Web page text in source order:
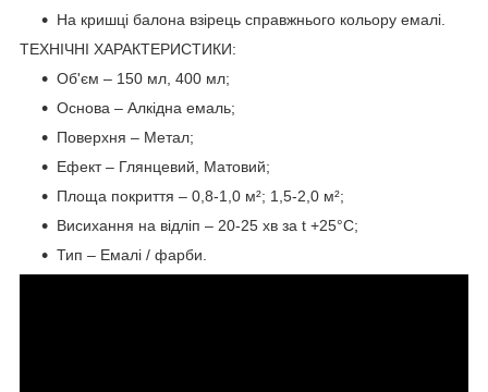
На кришці балона взірець справжнього кольору емалі.
ТЕХНІЧНІ ХАРАКТЕРИСТИКИ:
Об'єм – 150 мл, 400 мл;
Основа – Алкідна емаль;
Поверхня – Метал;
Eфект – Глянцевий, Матовий;
Площа покриття – 0,8-1,0 м²; 1,5-2,0 м²;
Висихання на відліп – 20-25 хв за t +25°С;
Тип – Емалі / фарби.